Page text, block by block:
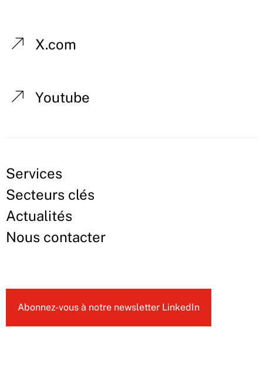
X.com
Youtube
Services
Secteurs clés
Actualités
Nous contacter
Abonnez-vous à notre newsletter LinkedIn